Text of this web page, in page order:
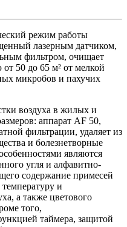
режим работы
лазерным датчиком,
фильтром, очищает
50 до 65 м² от мелкой
микробов и пахучих
воздуха в жилых и
аппарат AF 50,
фильтрации, удаляет из
и болезнетворные
являются
угля и алфавитно-
содержание примесей
и
а также цветового
того,
таймера, защитой